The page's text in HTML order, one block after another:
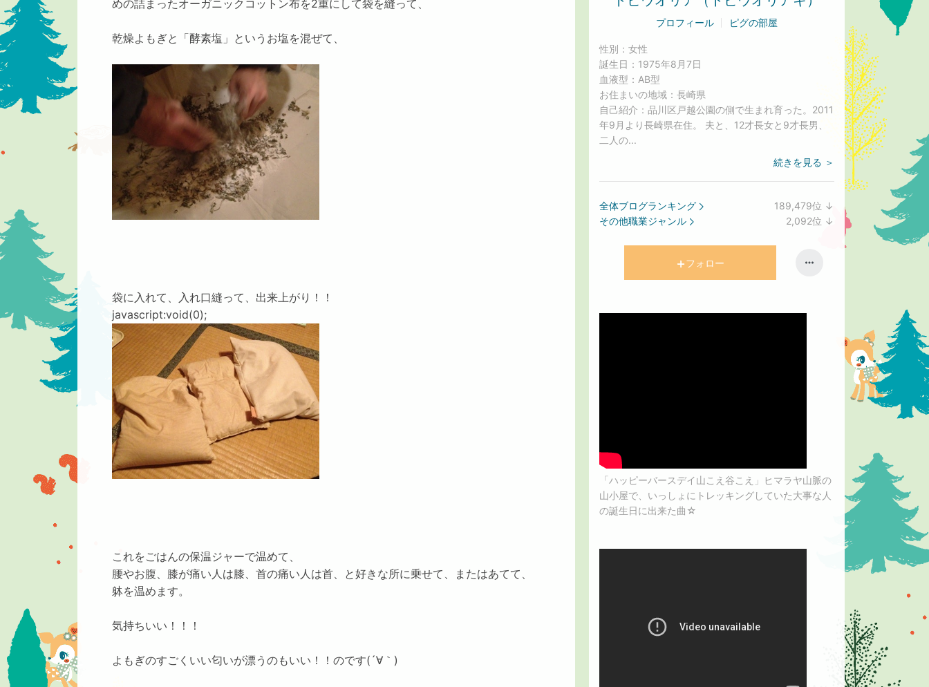
めの詰まったオーガニックコットン布を2重にして袋を縫って、
乾燥よもぎと「酵素塩」というお塩を混ぜて、
袋に入れて、入れ口縫って、出来上がり！！
javascript:void(0);
これをごはんの保温ジャーで温めて、
腰やお腹、膝が痛い人は膝、首の痛い人は首、と好きな所に乗せて、またはあてて、
躰を温めます。
気持ちいい！！！
よもぎのすごくいい匂いが漂うのもいい！！のです(´∀｀)
プロフィール ピグの部屋
性別： 女性
誕生日： 1975年8月7日
血液型： AB型
お住まいの地域： 長崎県
自己紹介： 品川区戸越公園の側で生まれ育った。2011
年9月より長崎県在住。 夫と、12才長女と9才長男、
二人の...
続きを見る ＞
全体ブログランキング 189,479位 ↓
その他職業ジャンル 2,092位 ↓
フォロー
「ハッピーバースデイ山こえ谷こえ」ヒマラヤ山脈の
山小屋で、いっしょにトレッキングしていた大事な人
の誕生日に出来た曲☆